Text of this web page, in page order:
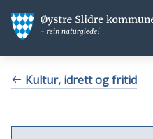
Øystre
Slidre
kommune
Du Kultur, idrett og fritid